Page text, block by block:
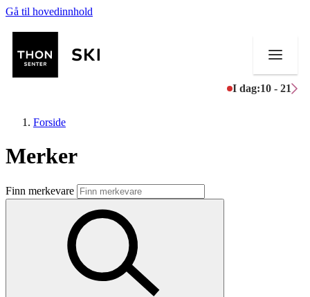
Gå til hovedinnhold
I dag:10 - 21
Butikker
Mat og drikke
Aktiviteter
Forside
Merker
Finn merkevare